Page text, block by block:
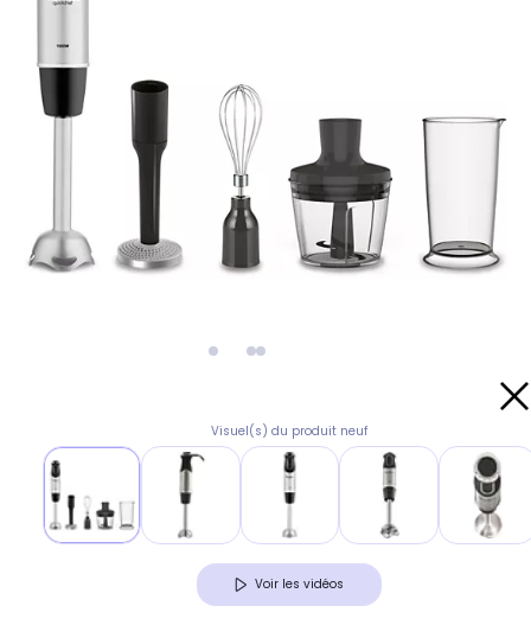
Visuel(s) du produit neuf
Voir les vidéos